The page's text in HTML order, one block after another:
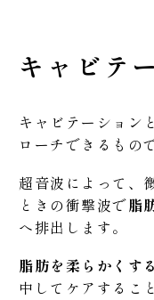
キャビテ
キャビテーション
ローチできるもの
超音波によって、
ときの衝撃波で脂
へ排出します。
脂肪を柔らかくする
中してケアするこ